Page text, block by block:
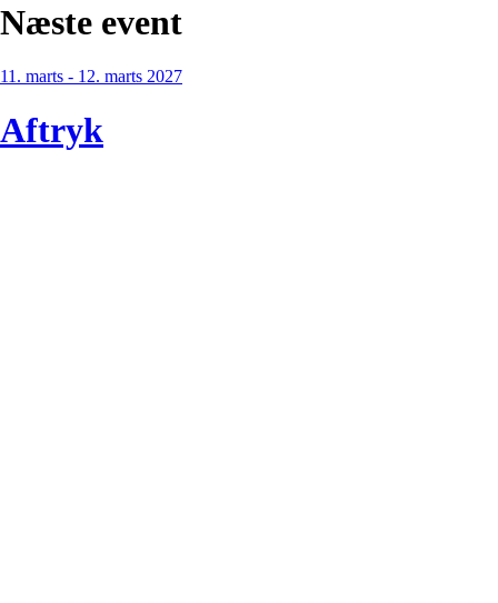
Næste event
11. marts - 12. marts 2027
Aftryk